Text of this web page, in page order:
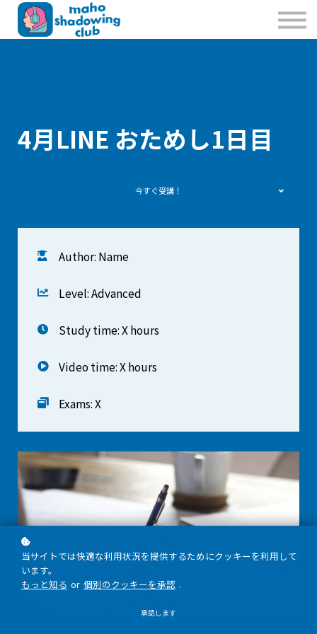
私たちのこと
お問合せ
4月LINE おためし1日目
今すぐ受講！
Author: Name
Level: Advanced
Study time: X hours
Video time: X hours
Exams: X
当サイトでは快適な利用状況を提供するためにクッキーを利用して
います。
もっと知る or 個別のクッキーを承認 .
承認します